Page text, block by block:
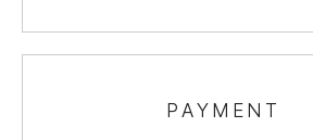
PAYMENT